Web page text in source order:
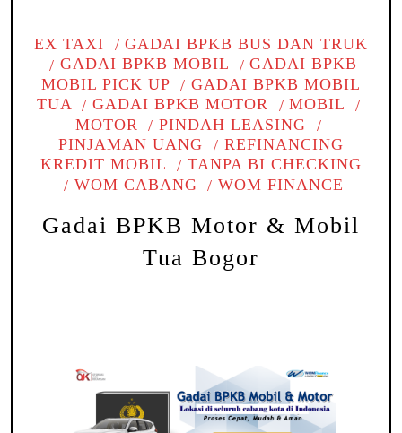
EX TAXI
GADAI BPKB BUS DAN TRUK
GADAI BPKB MOBIL
GADAI BPKB
MOBIL PICK UP
GADAI BPKB MOBIL
TUA
GADAI BPKB MOTOR
MOBIL
MOTOR
PINDAH LEASING
PINJAMAN UANG
REFINANCING
KREDIT MOBIL
TANPA BI CHECKING
WOM CABANG
WOM FINANCE
Gadai BPKB Motor & Mobil
Tua Bogor